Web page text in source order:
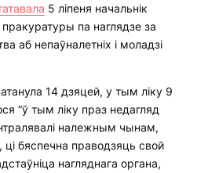
5 ліпеня начальнік
па наглядзе за
аб непаўналетніх і моладзі
14 дзяцей, у тым ліку 9
“ў тым ліку праз недагляд
належным чынам,
ці бяспечна праводзяць свой
нагляднага органа,